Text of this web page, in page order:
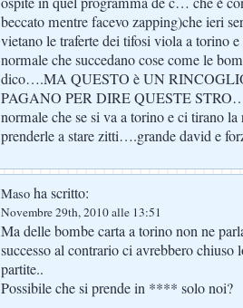
beccato mentre facevo zapping)che ieri
vietano le traferte dei tifosi viola a torino
normale che succedano cose come le
dico….MA QUESTO è UN
PAGANO PER DIRE QUESTE
normale che se si va a torino e ci tirano la
prenderle a stare zitti….grande david e
Maso ha scritto:
Novembre 29th, 2010 alle 13:51
Ma delle bombe carta a torino non ne
successo al contrario ci avrebbero chiuso
partite..
Possibile che si prende in **** solo noi?